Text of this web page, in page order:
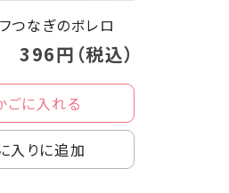
つなぎのボレロ
396円（税込）
ごに入れる
入りに追加